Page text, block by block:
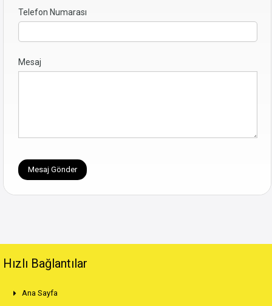
Telefon Numarası
Mesaj
Hızlı Bağlantılar
Ana Sayfa